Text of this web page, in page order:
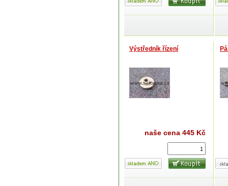
Výstředník řízení
naše cena 445 Kč